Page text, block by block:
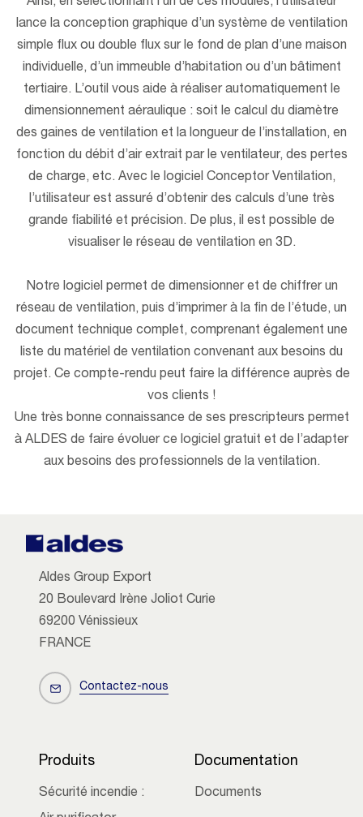
lance la conception graphique d’un système de ventilation
simple flux ou double flux sur le fond de plan d’une maison
individuelle, d’un immeuble d’habitation ou d’un bâtiment
tertiaire. L’outil vous aide à réaliser automatiquement le
dimensionnement aéraulique : soit le calcul du diamètre
des gaines de ventilation et la longueur de l’installation, en
fonction du débit d’air extrait par le ventilateur, des pertes
de charge, etc. Avec le logiciel Conceptor Ventilation,
l’utilisateur est assuré d’obtenir des calculs d’une très
grande fiabilité et précision. De plus, il est possible de
visualiser le réseau de ventilation en 3D.
Notre logiciel permet de dimensionner et de chiffrer un
réseau de ventilation, puis d’imprimer à la fin de l’étude, un
document technique complet, comprenant également une
liste du matériel de ventilation convenant aux besoins du
projet. Ce compte-rendu peut faire la différence auprès de
vos clients !
Une très bonne connaissance de ses prescripteurs permet
à ALDES de faire évoluer ce logiciel gratuit et de l’adapter
aux besoins des professionnels de la ventilation.
Aldes Group Export
20 Boulevard Irène Joliot Curie
69200 Vénissieux
FRANCE
Contactez-nous
Produits
Sécurité incendie :
Documentation
Documents